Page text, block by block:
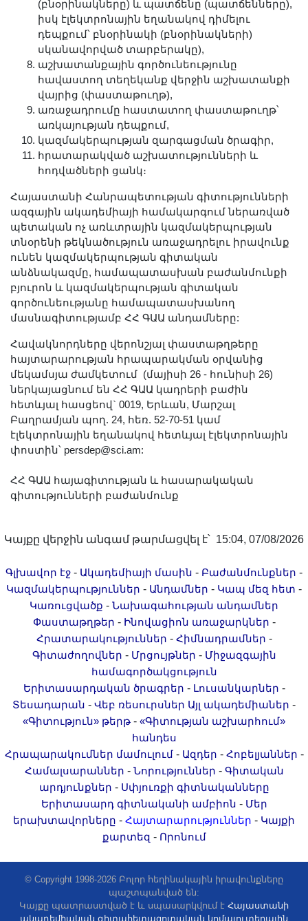
(բնօրինակները) և պատճենը (պատճենները),
իսկ էլեկտրոնային եղանակով դիմելու
դեպքում՝ բնօրինակի (բնօրինակների)
սկանավորված տարբերակը),
աշխատանքային գործունեությունը
հավաստող տեղեկանք վերջին աշխատանքի
վայրից (փաստաթուղթ),
առաջադրումը հաստատող փաստաթուղթ՝
առկայության դեպքում,
կազմակերպության զարգացման ծրագիր,
հրատարակված աշխատությունների և
հոդվածների ցանկ։
Հայաստանի Հանրապետության գիտությունների
ազգային ակադեմիայի համակարգում ներառված
պետական ոչ առևտրային կազմակերպության
տնօրենի թեկնածություն առաջադրելու իրավունք
ունեն կազմակերպության գիտական
անձնակազմը, համապատասխան բաժանմունքի
բյուրոն և կազմակերպության գիտական
գործունեությանը համապատասխանող
մասնագիտությամբ ՀՀ ԳԱԱ անդամները:
Հավակնորդները վերոնշյալ փաստաթղթերը
հայտարարության հրապարակման օրվանից
մեկամսյա ժամկետում (մայիսի 26 - հունիսի 26)
ներկայացնում են ՀՀ ԳԱԱ կադրերի բաժին
հետևյալ հասցեով` 0019, Երևան, Մարշալ
Բաղրամյան պող. 24, հեռ. 52-70-51 կամ
էլեկտրոնային եղանակով հետևյալ էլեկտրոնային
փոստին՝ persdep@sci.am:
ՀՀ ԳԱԱ հայագիտության և հասարակական
գիտությունների բաժանմունք
Կայքը վերջին անգամ թարմացվել է՝ 15:04, 07/08/2026
Գլխավոր էջ - Ակադեմիայի մասին - Բաժանմունքներ -
Կազմակերպություններ - Անդամներ - Կապ մեզ հետ -
Կառուցվածք - Նախագահության անդամներ
Փաստաթղթեր - Ինովացիոն առաջարկներ -
Հրատարակություններ - Հիմնադրամներ -
Գիտաժողովներ - Մրցույթներ - Միջազգային
համագործակցություն
Երիտասարդական ծրագրեր - Լուսանկարներ -
Տեսադարան - Վեբ ռեսուրսներ Այլ ակադեմիաներ -
«Գիտություն» թերթ - «Գիտության աշխարհում»
հանդես
Հրապարակումներ մամուլում- Ազդեր - Հոբելյաններ -
Համալսարաններ - Նորություններ - Գիտական
արդյունքներ - Սփյուռքի գիտնականները
Երիտասարդ գիտնականի ամբիոն - Մեր
երախտավորները - Հայտարարություններ - Կայքի
քարտեզ - Որոնում
© Copyright 1998-2026 Բոլոր հեղինակային իրավունքները
պաշտպանված են:
Կայքը պատրաստված է և սպասարկվում է Հայաստանի
ակադեմիական գիտահետազոտական կոմպյուտերային